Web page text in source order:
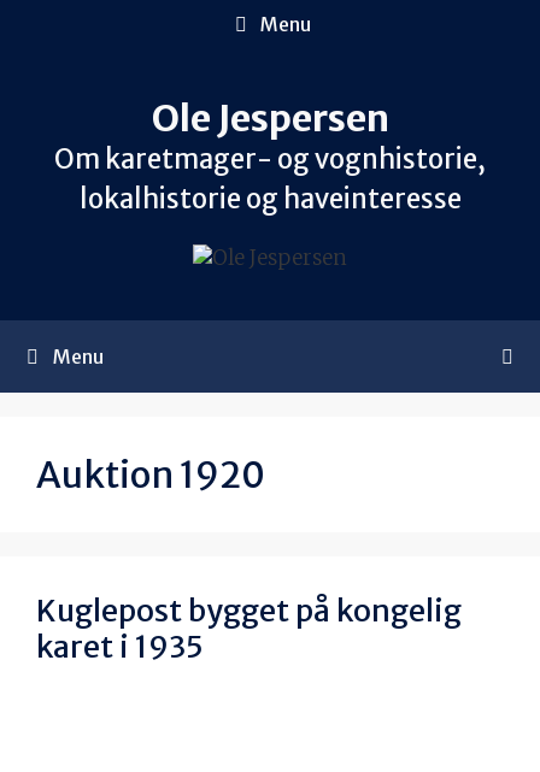
Menu
Ole Jespersen
Om karetmager- og vognhistorie,
lokalhistorie og haveinteresse
Menu
Auktion 1920
Kuglepost bygget på kongelig
karet i 1935